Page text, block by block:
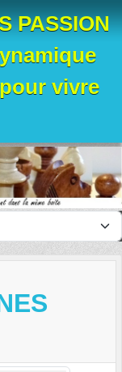
PASSION
vivre